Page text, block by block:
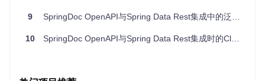
9 SpringDoc OpenAPI与Spring Data Rest集成中的泛型实体映射问题解析
10 SpringDoc OpenAPI与Spring Data Rest集成时的ClassCastException问题解析